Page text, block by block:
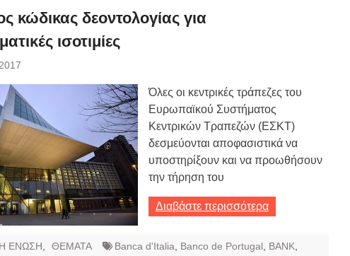
κώδικας δεοντολογίας για
ισοτιμίες
Όλες οι κεντρικές τράπεζες του
Ευρωπαϊκού Συστήματος
Κεντρικών Τραπεζών (ΕΣΚΤ)
δεσμεύονται αποφασιστικά να
υποστηρίξουν και να προωθήσουν
την τήρηση του
Διαβάστε περισσότερα
ΕΝΩΣΗ ΘΕΜΑΤΑ Banca d'Italia Banco de Portugal BANK